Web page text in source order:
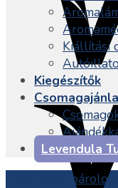
Kiállítási
Kiegészítők
Levendula
Diffúzorok,